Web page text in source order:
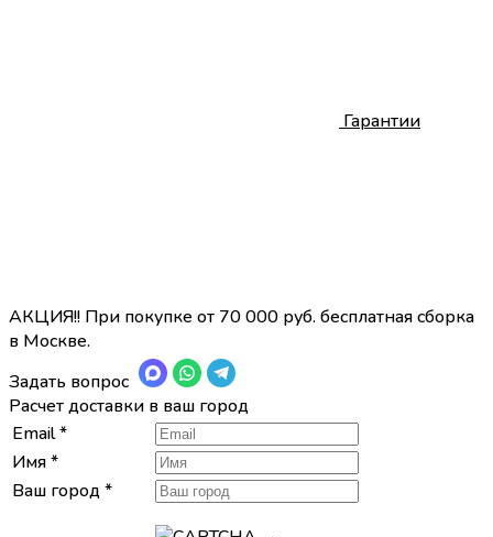
Гарантии
АКЦИЯ!! При покупке от 70 000 руб. бесплатная сборка
в Москве.
Задать вопрос
Расчет доставки в ваш город
Email*
Имя*
Ваш город*